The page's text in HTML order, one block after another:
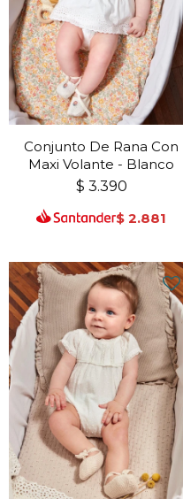
Conjunto De Rana Con
Maxi Volante - Blanco
$ 3.390
$ 2.881